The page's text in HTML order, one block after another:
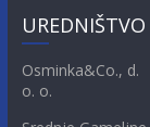
UREDNIŠTVO
Osminka&Co., d.
o. o.